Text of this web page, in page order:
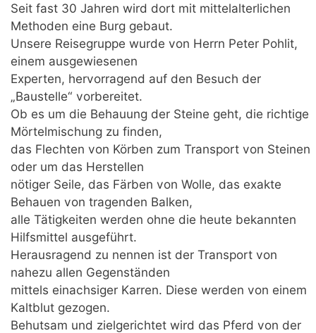
Seit fast 30 Jahren wird dort mit mittelalterlichen
Methoden eine Burg gebaut.
Unsere Reisegruppe wurde von Herrn Peter Pohlit,
einem ausgewiesenen
Experten, hervorragend auf den Besuch der
„Baustelle“ vorbereitet.
Ob es um die Behauung der Steine geht, die richtige
Mörtelmischung zu finden,
das Flechten von Körben zum Transport von Steinen
oder um das Herstellen
nötiger Seile, das Färben von Wolle, das exakte
Behauen von tragenden Balken,
alle Tätigkeiten werden ohne die heute bekannten
Hilfsmittel ausgeführt.
Herausragend zu nennen ist der Transport von
nahezu allen Gegenständen
mittels einachsiger Karren. Diese werden von einem
Kaltblut gezogen.
Behutsam und zielgerichtet wird das Pferd von der